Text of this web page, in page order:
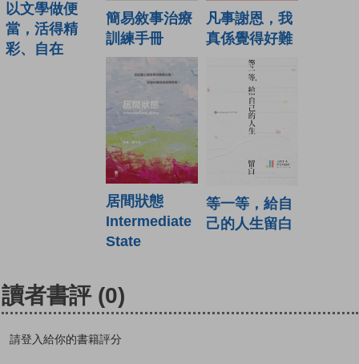
以文學做便
當，活得精
彩、自在
簡易敘事治療
訓練手冊
凡事謝恩，我
真係覺得好難
居間狀態
Intermediate
State
等一等，給自
己的人生留白
讀者書評 (0)
請登入給你的書籍評分